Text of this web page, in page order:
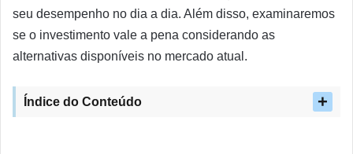
seu desempenho no dia a dia. Além disso, examinaremos
se o investimento vale a pena considerando as
alternativas disponíveis no mercado atual.
Índice do Conteúdo